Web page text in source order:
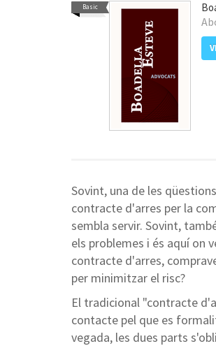
Basic
Sovint, una de les
contracte d'arres per la
sembla servir. Sovint,
els problemes i és aquí on
contracte d'arres,
per minimitzar el risc?
El tradicional "contracte
contacte pel que es
vegada, les dues parts